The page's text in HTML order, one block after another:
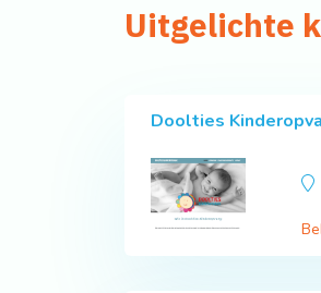
Uitgelichte
Doolties